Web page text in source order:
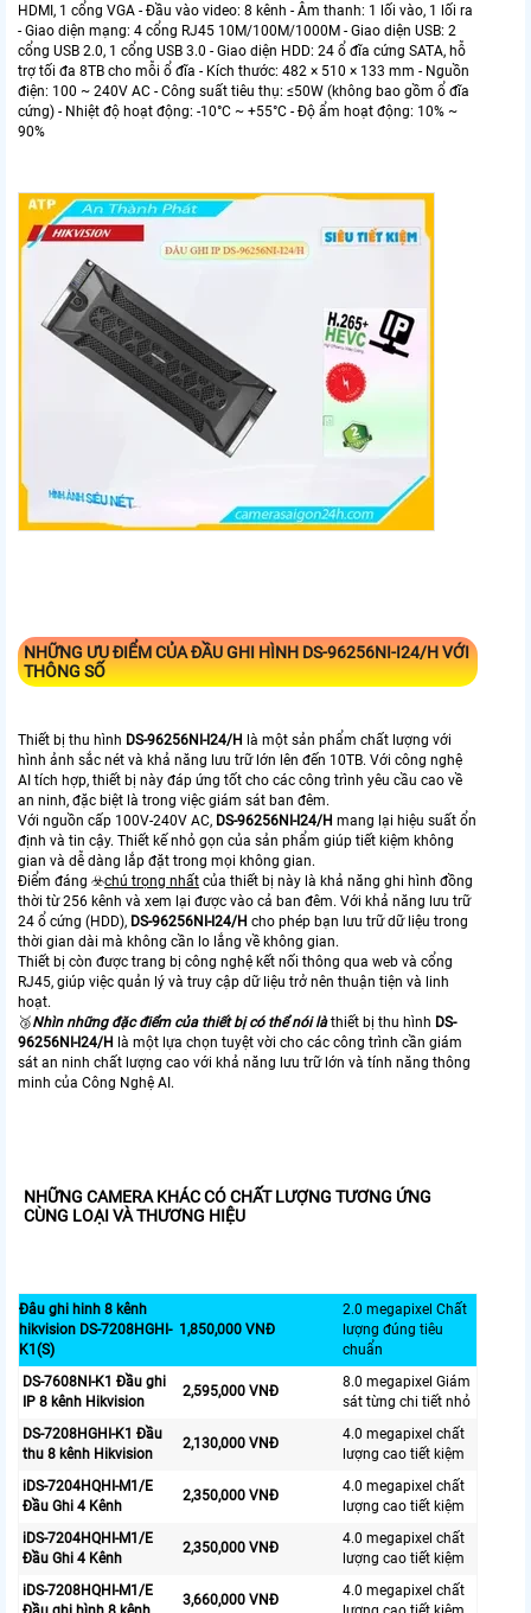
HDMI, 1 cổng VGA - Đầu vào video: 8 kênh - Âm thanh: 1 lối vào, 1 lối ra
- Giao diện mạng: 4 cổng RJ45 10M/100M/1000M - Giao diện USB: 2
cổng USB 2.0, 1 cổng USB 3.0 - Giao diện HDD: 24 ổ đĩa cứng SATA, hỗ
trợ tối đa 8TB cho mỗi ổ đĩa - Kích thước: 482 × 510 × 133 mm - Nguồn
điện: 100 ~ 240V AC - Công suất tiêu thụ: ≤50W (không bao gồm ổ đĩa
cứng) - Nhiệt độ hoạt động: -10°C ~ +55°C - Độ ẩm hoạt động: 10% ~
90%
NHỮNG ƯU ĐIỂM CỦA ĐẦU GHI HÌNHDS-96256NI-I24/HVỚI
THÔNG SỐ
Thiết bị thu hình DS-96256NI-I24/H là một sản phẩm chất lượng với
hình ảnh sắc nét và khả năng lưu trữ lớn lên đến 10TB. Với công nghệ
AI tích hợp, thiết bị này đáp ứng tốt cho các công trình yêu cầu cao về
an ninh, đặc biệt là trong việc giám sát ban đêm.
Với nguồn cấp 100V-240V AC, DS-96256NI-I24/H mang lại hiệu suất ổn
định và tin cậy. Thiết kế nhỏ gọn của sản phẩm giúp tiết kiệm không
gian và dễ dàng lắp đặt trong mọi không gian.
Điểm đáng ☣️chú trọng nhất của thiết bị này là khả năng ghi hình đồng
thời từ 256 kênh và xem lại được vào cả ban đêm. Với khả năng lưu trữ
24 ổ cứng (HDD), DS-96256NI-I24/H cho phép bạn lưu trữ dữ liệu trong
thời gian dài mà không cần lo lắng về không gian.
Thiết bị còn được trang bị công nghệ kết nối thông qua web và cổng
RJ45, giúp việc quản lý và truy cập dữ liệu trở nên thuận tiện và linh
hoạt.
🥉Nhìn những đặc điểm của thiết bị có thể nói làthiết bị thu hình DS-
96256NI-I24/H là một lựa chọn tuyệt vời cho các công trình cần giám
sát an ninh chất lượng cao với khả năng lưu trữ lớn và tính năng thông
minh của Công Nghệ AI.
NHỮNG CAMERA KHÁC CÓ CHẤT LƯỢNG TƯƠNG ỨNG
CÙNG LOẠI VÀ THƯƠNG HIỆU
Đâu ghi hinh 8 kênh
hikvision DS-7208HGHI-
K1(S)
1,850,000 VNĐ
2.0 megapixel Chất
lượng đúng tiêu
chuẩn
DS-7608NI-K1 Đầu ghi
IP 8 kênh Hikvision
2,595,000 VNĐ
8.0 megapixel Giám
sát từng chi tiết nhỏ
DS-7208HGHI-K1 Đầu
thu 8 kênh Hikvision
2,130,000 VNĐ
4.0 megapixel chất
lượng cao tiết kiệm
iDS-7204HQHI-M1/E
Đầu Ghi 4 Kênh
2,350,000 VNĐ
4.0 megapixel chất
lượng cao tiết kiệm
iDS-7204HQHI-M1/E
Đầu Ghi 4 Kênh
2,350,000 VNĐ
4.0 megapixel chất
lượng cao tiết kiệm
iDS-7208HQHI-M1/E
3,660,000 VNĐ
4.0 megapixel chất